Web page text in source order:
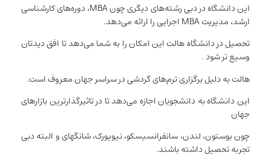
این دانشگاه در دبی رشته‌های دیگری چون MBA، دوره‌های کارشناسی
ارشد، مدیریت MBA اجرایی را ارائه می‌دهد.
تحصیل در دانشگاه هالت این امکان را به شما می‌دهد تا افق دیدتان
وسیع تر شود .
هالت به دلیل برگزاری ترم‌های گردشی در سراسر جهان معروف است.
این دانشگاه به دانشجویان اجازه می‌دهد تا در تاثیرگذارترین بازارهای
جهان
چون بوستون، لندن، سانفرانسیسکو، نیویورک، شانگهای و البته دبی
تجربه تحصیل داشته باشند.